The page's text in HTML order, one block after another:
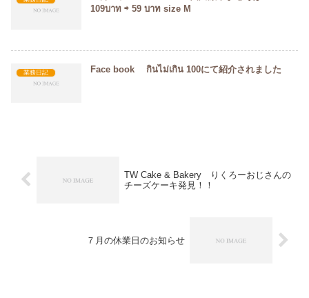
109บาท ⇨ 59 บาท size M
業務日記 Face book กินไม่เกิน 100にて紹介されました
TW Cake & Bakery りくろーおじさんの
チーズケーキ発見！！
７月の休業日のお知らせ